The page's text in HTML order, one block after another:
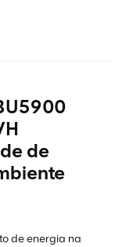
de
de energia na